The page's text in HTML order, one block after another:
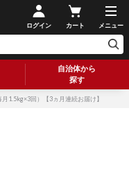
ログイン カート メニュー
自治体から
探す
1.5kg×3回）【3ヵ月連続お届け】